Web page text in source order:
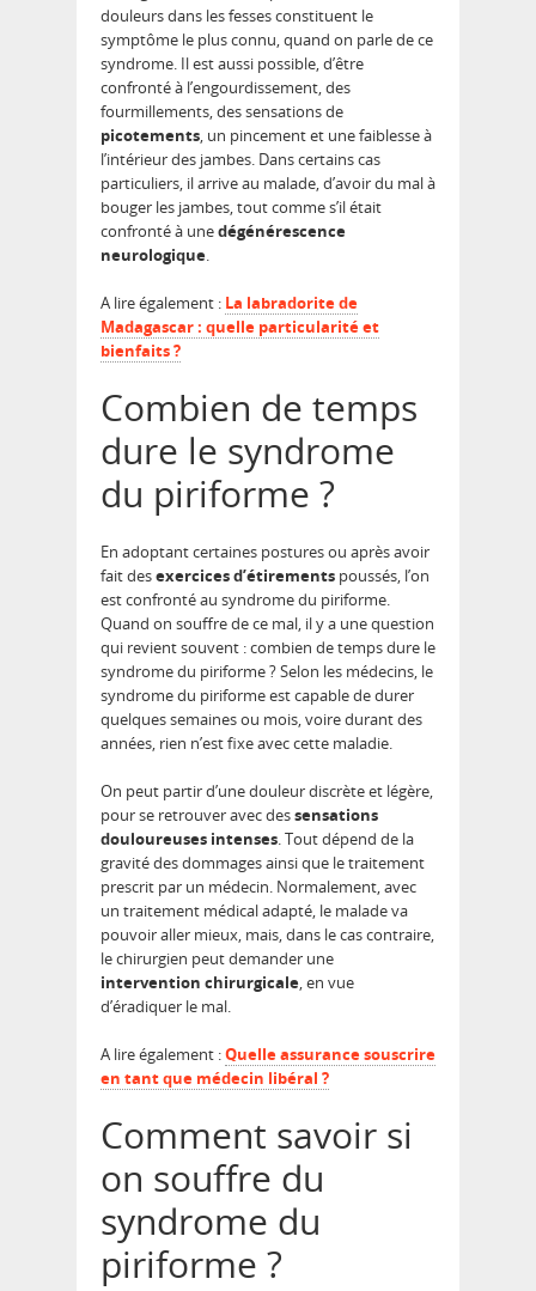
douleurs dans les fesses constituent le
symptôme le plus connu, quand on parle de ce
syndrome. Il est aussi possible, d’être
confronté à l’engourdissement, des
fourmillements, des sensations de
picotements, un pincement et une faiblesse à
l’intérieur des jambes. Dans certains cas
particuliers, il arrive au malade, d’avoir du mal à
bouger les jambes, tout comme s’il était
confronté à unedégénérescence
neurologique.
A lire également : La labradorite de
Madagascar : quelle particularité et
bienfaits ?
Combien de temps
dure le syndrome
du piriforme ?
En adoptant certaines postures ou après avoir
fait desexercices d’étirements poussés, l’on
est confronté au syndrome du piriforme.
Quand on souffre de ce mal, il y a une question
qui revient souvent : combien de temps dure le
syndrome du piriforme ? Selon les médecins, le
syndrome du piriforme est capable de durer
quelques semaines ou mois, voire durant des
années, rien n’est fixe avec cette maladie.
On peut partir d’une douleur discrète et légère,
pour se retrouver avec dessensations
douloureuses intenses. Tout dépend de la
gravité des dommages ainsi que le traitement
prescrit par un médecin. Normalement, avec
un traitement médical adapté, le malade va
pouvoir aller mieux, mais, dans le cas contraire,
le chirurgien peut demander une
intervention chirurgicale, en vue
d’éradiquer le mal.
A lire également :Quelle assurance souscrire
en tant que médecin libéral ?
Comment savoir si
on souffre du
syndrome du
piriforme ?